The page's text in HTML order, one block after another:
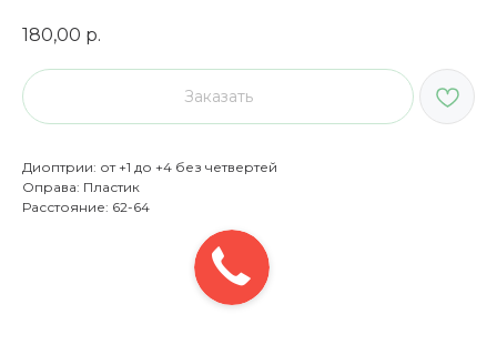
180,00 р.
Заказать
Диоптрии: от +1 до +4 без четвертей
Оправа: Пластик
Расстояние: 62-64